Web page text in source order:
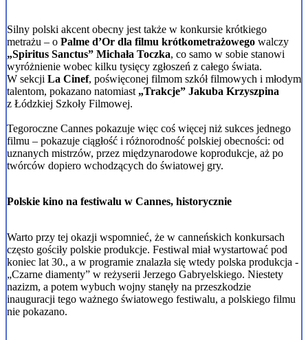
Silny polski akcent obecny jest także w konkursie krótkiego
metrażu – o Palme d’Or dla filmu krótkometrażowego walczy
„Spiritus Sanctus” Michała Toczka, co samo w sobie stanowi
wyróżnienie wobec kilku tysięcy zgłoszeń z całego świata.
W sekcji La Cinef, poświęconej filmom szkół filmowych i młodym
talentom, pokazano natomiast „Trakcje” Jakuba Krzyszpina
z Łódzkiej Szkoły Filmowej.
Tegoroczne Cannes pokazuje więc coś więcej niż sukces jednego
filmu – pokazuje ciągłość i różnorodność polskiej obecności: od
uznanych mistrzów, przez międzynarodowe koprodukcje, aż po
twórców dopiero wchodzących do światowej gry.
Polskie kino na festiwalu w Cannes, historycznie
Warto przy tej okazji wspomnieć, że w canneńskich konkursach
często gościły polskie produkcje. Festiwal miał wystartować pod
koniec lat 30., a w programie znalazła się wtedy polska produkcja -
„Czarne diamenty” w reżyserii Jerzego Gabryelskiego. Niestety
nazizm, a potem wybuch wojny stanęły na przeszkodzie
inauguracji tego ważnego światowego festiwalu, a polskiego filmu
nie pokazano.